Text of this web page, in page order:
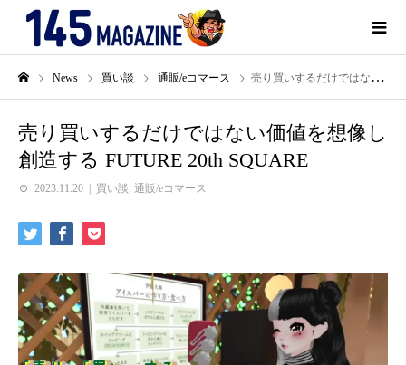
News 買い談 通販/eコマース 売り買いするだけではない価値を想像し創造する FUTURE 20th SQUARE
売り買いするだけではない価値を想像し
創造する FUTURE 20th SQUARE
2023.11.20 買い談 通販/eコマース